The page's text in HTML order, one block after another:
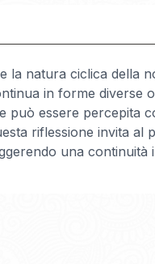
natura ciclica della
in forme diverse
può essere percepita
riflessione invita al
una